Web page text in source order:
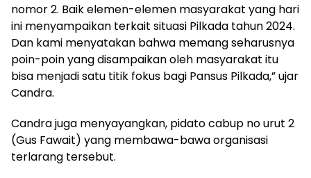
nomor 2. Baik elemen-elemen masyarakat yang hari
ini menyampaikan terkait situasi Pilkada tahun 2024.
Dan kami menyatakan bahwa memang seharusnya
poin-poin yang disampaikan oleh masyarakat itu
bisa menjadi satu titik fokus bagi Pansus Pilkada,” ujar
Candra.
Candra juga menyayangkan, pidato cabup no urut 2
(Gus Fawait) yang membawa-bawa organisasi
terlarang tersebut.